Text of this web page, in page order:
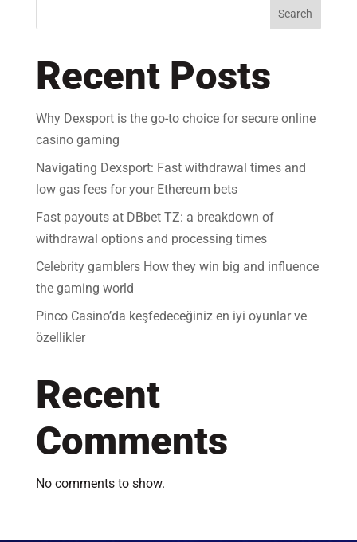
Search
Recent Posts
Why Dexsport is the go-to choice for secure online
casino gaming
Navigating Dexsport: Fast withdrawal times and
low gas fees for your Ethereum bets
Fast payouts at DBbet TZ: a breakdown of
withdrawal options and processing times
Celebrity gamblers How they win big and influence
the gaming world
Pinco Casino’da keşfedeceğiniz en iyi oyunlar ve
özellikler
Recent
Comments
No comments to show.